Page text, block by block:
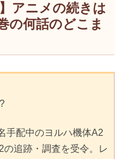
アニメの続きは
の何話のどこま
手配中のヨルハ機体A2
追跡・調査を受令。レ